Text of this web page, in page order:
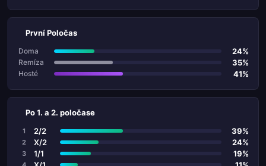
První Poločas
Doma 24%
Remíza 35%
Hosté 41%
Po 1. a 2. poločase
1 2/2 39%
2 X/2 24%
3 1/1 19%